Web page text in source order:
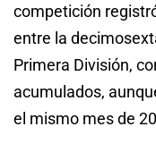
competición
entre la
Primera División,
acumulados,
el mismo mes de